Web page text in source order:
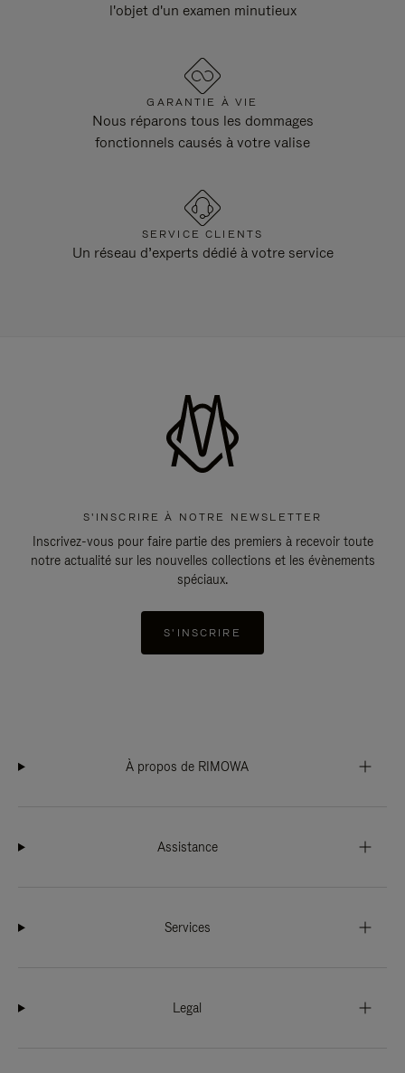
l'objet d'un examen minutieux
GARANTIE À VIE
Nous réparons tous les dommages
fonctionnels causés à votre valise
SERVICE CLIENTS
Un réseau d’experts dédié à votre service
S'INSCRIRE À NOTRE NEWSLETTER
Inscrivez-vous pour faire partie des premiers à recevoir toute
notre actualité sur les nouvelles collections et les évènements
spéciaux.
S'INSCRIRE
À propos de RIMOWA
Assistance
Services
Legal